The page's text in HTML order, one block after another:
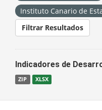
Instituto Canario de
Filtrar Resultados
Indicadores de
ZIP XLSX